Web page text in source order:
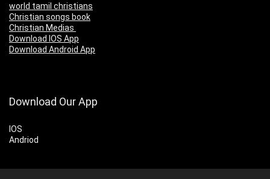
world tamil christians
Christian songs book
Christian Medias
Download IOS App
Download Android App
Download Our App
IOS
Andriod